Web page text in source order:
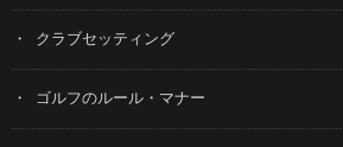
クラブセッティング
ゴルフのルール・マナー